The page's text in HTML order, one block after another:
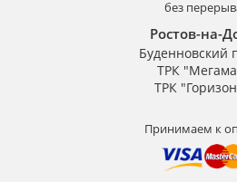
без
Ростов-на-
Буденновский
ТРК
ТРК
Принимаем к